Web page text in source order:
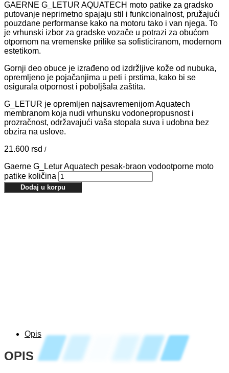
GAERNE G_LETUR AQUATECH moto patike za gradsko
putovanje neprimetno spajaju stil i funkcionalnost, pružajući
pouzdane performanse kako na motoru tako i van njega. To
je vrhunski izbor za gradske vozače u potrazi za obućom
otpornom na vremenske prilike sa sofisticiranom, modernom
estetikom.
Gornji deo obuce je izrađeno od izdržljive kože od nubuka,
opremljeno je pojačanjima u peti i prstima, kako bi se
osigurala otpornost i poboljšala zaštita.
G_LETUR je opremljen najsavremenijom Aquatech
membranom koja nudi vrhunsku vodonepropusnost i
prozračnost, održavajući vaša stopala suva i udobna bez
obzira na uslove.
21.600 rsd /
Gaerne G_Letur Aquatech pesak-braon vodootporne moto
patike količina
Dodaj u korpu
Opis
OPIS